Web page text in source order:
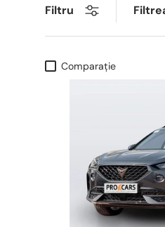
Filtru
Comparaţie